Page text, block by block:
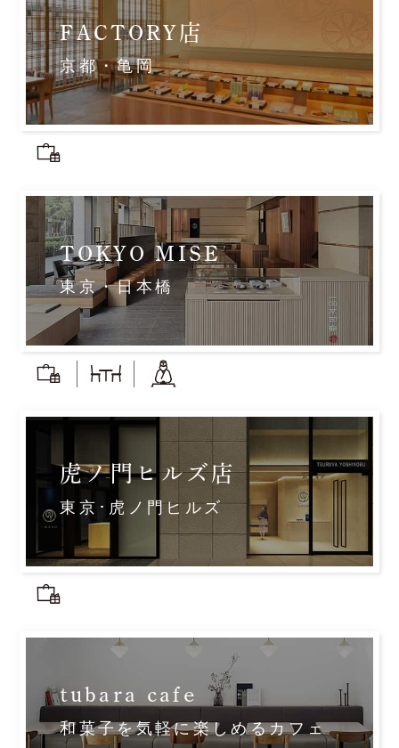
FACTORY店
京都・亀岡
TOKYO MISE
東京・日本橋
虎ノ門ヒルズ店
東京･虎ノ門ヒルズ
tubara cafe
和菓子を気軽に楽しめるカフェ